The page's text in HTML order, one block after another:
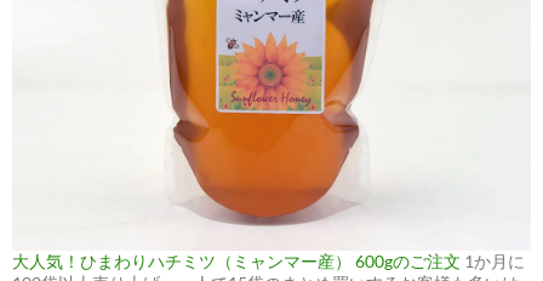
大人気！ひまわりハチミツ（ミャンマー産） 600gのご注文 1か月に